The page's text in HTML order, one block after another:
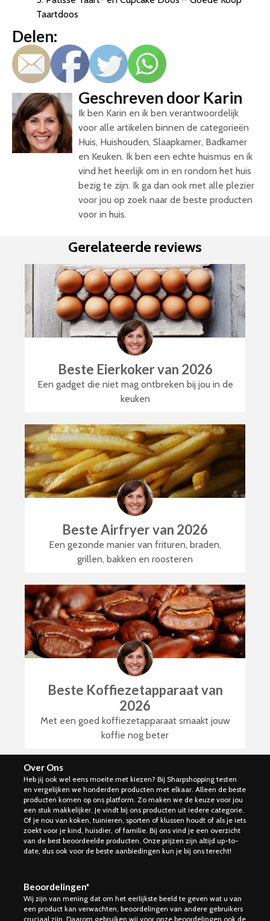
Taartdoos
Delen:
Geschreven door Karin
Ik ben Karin en ik ben verantwoordelijk
voor alle artikelen binnen de categorieën
Huis, Huishouden, Slaapkamer, Badkamer
en Keuken. Ik ben een echte huismus en ik
vind het heerlijk om in en rondom het huis
bezig te zijn. Ik ga dan ook met alle plezier
voor jou op zoek naar de beste producten
voor in huis.
Gerelateerde reviews
Beste Eierkoker van 2026
Een gadget die niet mag ontbreken bij jou in de
keuken
Beste Airfryer van 2026
Een gezonde manier van frituren, braden,
grillen, bakken en roosteren
Beste Koffiezetapparaat van
2026
Met een goed koffiezetapparaat smaakt jouw
koffie nog beter
Over Ons
Heb jij ook wel eens moeite met kiezen? Bij Sharpshopping testen
en vergelijken we honderden producten met elkaar. Alleen de beste
producten komen op ons platform. Zo maken we de keuze voor jou
een stuk makkelijker. Je vindt bij ons producten uit iedere categorie.
Of je nou van koken, tuinieren, sporten of klussen houdt of als je iets
zoekt voor je kind, huisdier, of familie. Bij ons vind je een overzicht
van de best beoordeelde producten. Onze prijzen zijn altijd up-to-
date, dus ook voor de beste aanbiedingen kun je bij ons terecht!
Beoordelingen*
Wij zijn van mening dat om het eerlijkste beeld te geven wat u van
een product kan verwachten, beoordelingen van andere gebruikers
cruciaal zijn. Daarom gebruiken wij voor onze beoordelingen ook de